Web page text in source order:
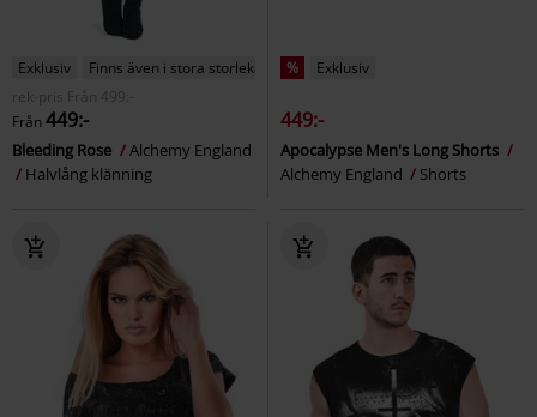
Exklusiv
Finns även i stora storlekar
rek-pris
Från
499:-
Från449:-
Bleeding Rose
Alchemy England
Halvlång klänning
% Exklusiv
449:-
Apocalypse Men's Long Shorts
Alchemy England
Shorts